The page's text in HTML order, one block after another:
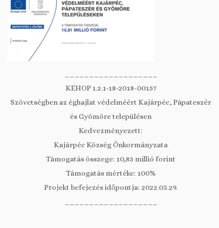
KEHOP 1.2.1-18-2018-00157
Szövetségben az éghajlat védelméért Kajárpéc, Pápateszér
és Gyömöre településen
Kedvezményezett:
Kajárpéc Község Önkormányzata
Támogatás összege: 10,85 millió forint
Támogatás mértéke: 100%
Projekt befejezés időpontja: 2022.03.29.